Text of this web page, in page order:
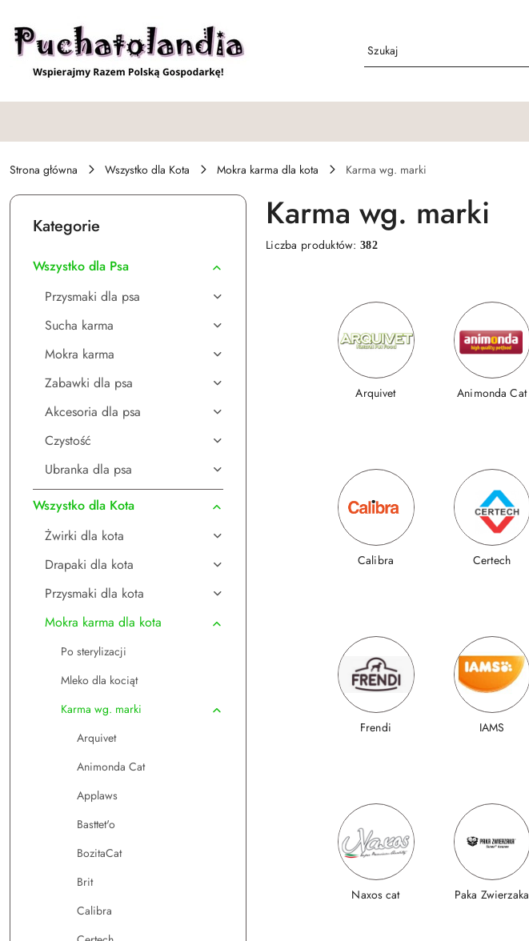
Strona główna Wszystko dla Kota Mokra karma dla kota Karma wg. marki
Kategorie
Wszystko dla Psa
Przysmaki dla psa
Sucha karma
Mokra karma
Zabawki dla psa
Akcesoria dla psa
Czystość
Ubranka dla psa
Wszystko dla Kota
Żwirki dla kota
Drapaki dla kota
Przysmaki dla kota
Mokra karma dla kota
Po sterylizacji
Mleko dla kociąt
Karma wg. marki
Arquivet
Animonda Cat
Applaws
Basttet'o
BozitaCat
Brit
Calibra
Karma wg. marki
Liczba produktów:382
Arquivet Animonda Cat
Calibra Certech
Frendi IAMS
Naxos cat Paka Zwierzaka